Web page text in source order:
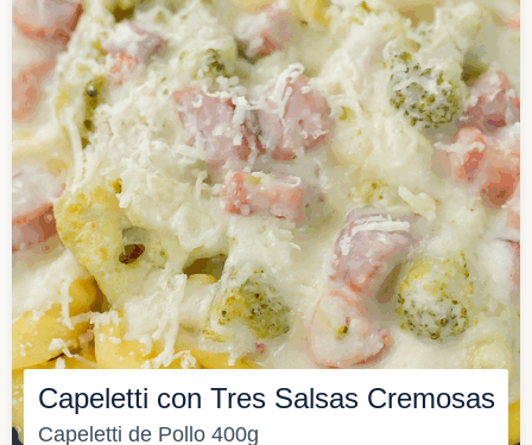
Capeletti con Tres Salsas Cremosas
Capeletti de Pollo 400g